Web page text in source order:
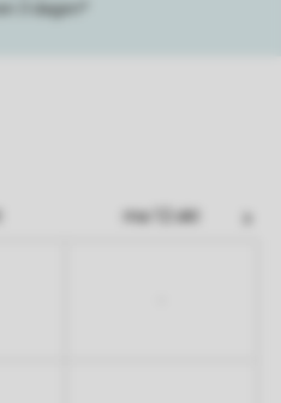
ma 12 okt